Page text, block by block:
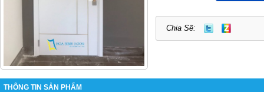
Chia Sẽ:
THÔNG TIN SẢN PHẨM